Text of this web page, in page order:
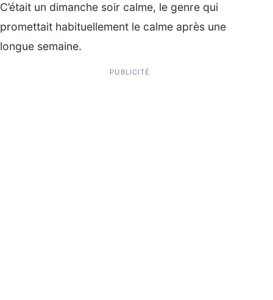
C’était un dimanche soir calme, le genre qui
promettait habituellement le calme après une
longue semaine.
PUBLICITÉ